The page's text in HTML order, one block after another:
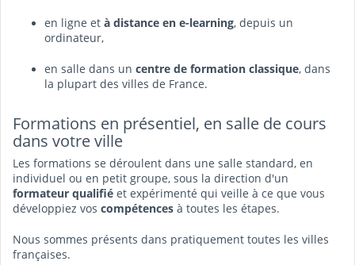
en ligne et à distance en e-learning, depuis un
ordinateur,
en salle dans un centre de formation classique, dans
la plupart des villes de France.
Formations en présentiel, en salle de cours
dans votre ville
Les formations se déroulent dans une salle standard, en
individuel ou en petit groupe, sous la direction d'un
formateur qualifié et expérimenté qui veille à ce que vous
développiez vos compétences à toutes les étapes.
Nous sommes présents dans pratiquement toutes les villes
françaises.